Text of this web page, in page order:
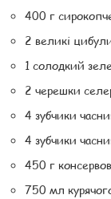
400 г
2 великі
1 солодкий
2 черешки
4 зубчики
4 зубчики
450 г
750 мл